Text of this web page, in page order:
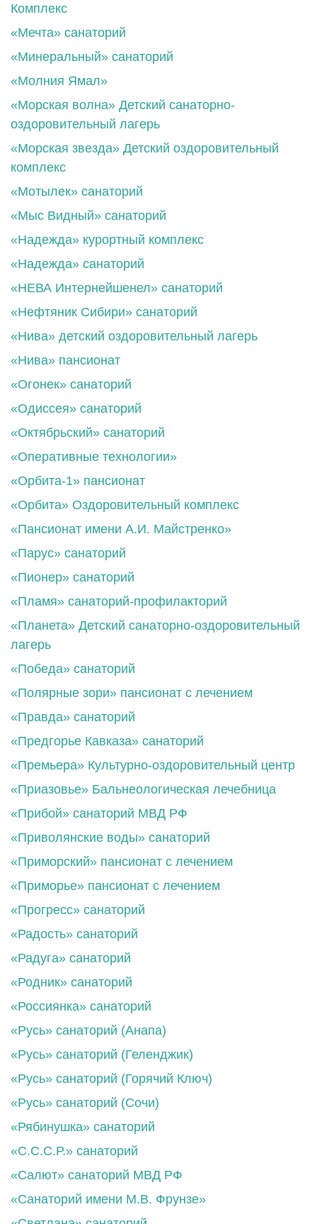
Комплекс
«Мечта» санаторий
«Минеральный» санаторий
«Молния Ямал»
«Морская волна» Детский санаторно-
оздоровительный лагерь
«Морская звезда» Детский оздоровительный
комплекс
«Мотылек» санаторий
«Мыс Видный» санаторий
«Надежда» курортный комплекс
«Надежда» санаторий
«НЕВА Интернейшенел» санаторий
«Нефтяник Сибири» санаторий
«Нива» детский оздоровительный лагерь
«Нива» пансионат
«Огонек» санаторий
«Одиссея» санаторий
«Октябрьский» санаторий
«Оперативные технологии»
«Орбита-1» пансионат
«Орбита» Оздоровительный комплекс
«Пансионат имени А.И. Майстренко»
«Парус» санаторий
«Пионер» санаторий
«Пламя» санаторий-профилакторий
«Планета» Детский санаторно-оздоровительный
лагерь
«Победа» санаторий
«Полярные зори» пансионат с лечением
«Правда» санаторий
«Предгорье Кавказа» санаторий
«Премьера» Культурно-оздоровительный центр
«Приазовье» Бальнеологическая лечебница
«Прибой» санаторий МВД РФ
«Приволянские воды» санаторий
«Приморский» пансионат с лечением
«Приморье» пансионат с лечением
«Прогресс» санаторий
«Радость» санаторий
«Радуга» санаторий
«Родник» санаторий
«Россиянка» санаторий
«Русь» санаторий (Анапа)
«Русь» санаторий (Геленджик)
«Русь» санаторий (Горячий Ключ)
«Русь» санаторий (Сочи)
«Рябинушка» санаторий
«С.С.С.Р.» санаторий
«Салют» санаторий МВД РФ
«Санаторий имени М.В. Фрунзе»